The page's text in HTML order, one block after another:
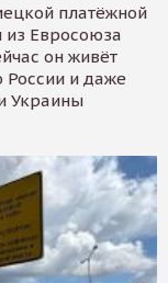
платёжной
Евросоюза
он живёт
России и даже
Украины